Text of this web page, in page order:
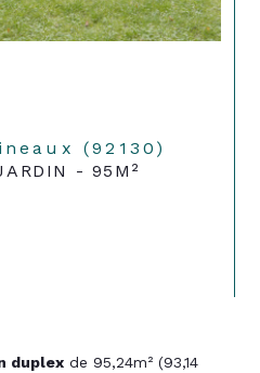
(92130)
- 95M²
duplex de 95,24m² (93,14